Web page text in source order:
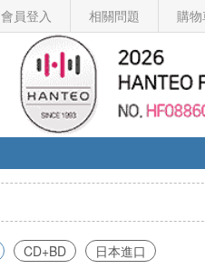
會員登入 相關問題 購
CD+BD 日本進口